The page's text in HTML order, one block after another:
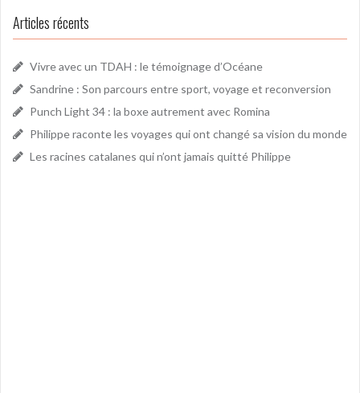
Articles récents
Vivre avec un TDAH : le témoignage d’Océane
Sandrine : Son parcours entre sport, voyage et reconversion
Punch Light 34 : la boxe autrement avec Romina
Philippe raconte les voyages qui ont changé sa vision du monde
Les racines catalanes qui n’ont jamais quitté Philippe